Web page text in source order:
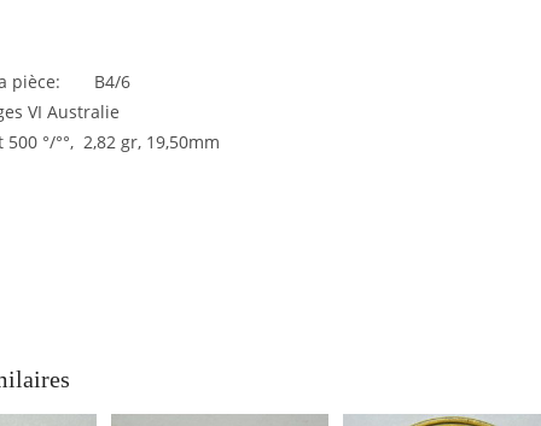
pièce: B4/6
VI Australie
500 °/°°, 2,82 gr, 19,50mm